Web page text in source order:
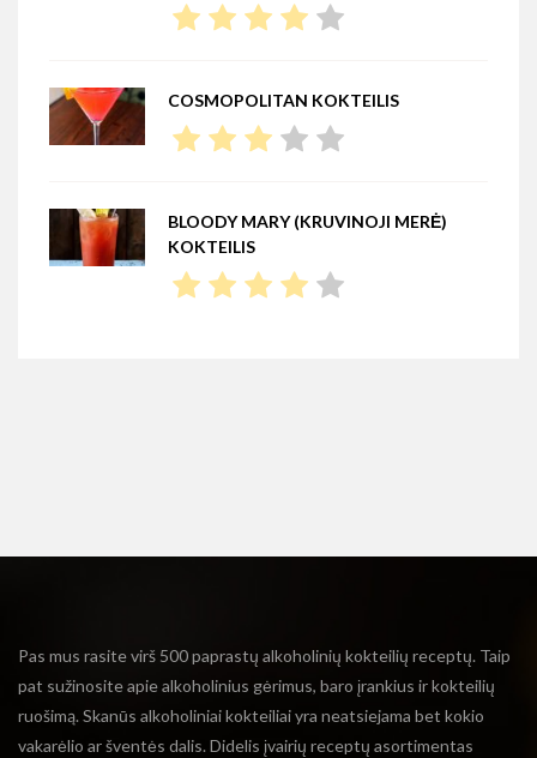
COSMOPOLITAN KOKTEILIS
BLOODY MARY (KRUVINOJI MERĖ)
KOKTEILIS
Pas mus rasite virš 500 paprastų alkoholinių kokteilių receptų. Taip
pat sužinosite apie alkoholinius gėrimus, baro įrankius ir kokteilių
ruošimą. Skanūs alkoholiniai kokteiliai yra neatsiejama bet kokio
vakarėlio ar šventės dalis. Didelis įvairių receptų asortimentas